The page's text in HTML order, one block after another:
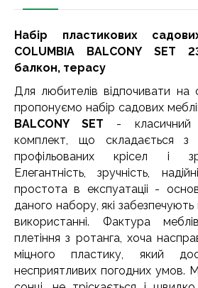
Набір пластикових
COLUMBIA BALCONY SET
балкон, терасу
Для любителів відпочивати на
пропонуємо набір садових
BALCONY SET - класичний
комплект, що складається з
профільованих крісел і
Елегантність, зручність,
простота в експуатаціі -
даного набору, які
використанні. Фактура
плетіння з ротанга, хоча
міцного пластику, який
несприятливих погодних умов.